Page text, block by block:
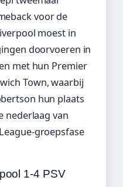
voor de
moest in
doorvoeren in
met hun Premier
Town, waarbij
hun plaats
nederlaag van
groepsfase
1-4 PSV